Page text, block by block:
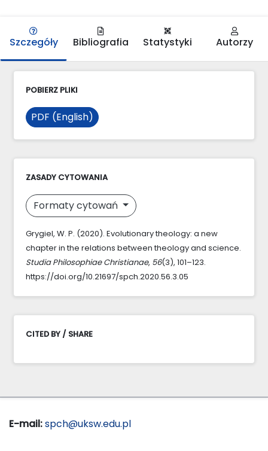
Szczegóły Bibliografia Statystyki Autorzy
POBIERZ PLIKI
PDF (English)
ZASADY CYTOWANIA
Formaty cytowań
Grygiel, W. P. (2020). Evolutionary theology: a new
chapter in the relations between theology and science.
Studia Philosophiae Christianae, 56(3), 101–123.
https://doi.org/10.21697/spch.2020.56.3.05
CITED BY / SHARE
E-mail:spch@uksw.edu.pl